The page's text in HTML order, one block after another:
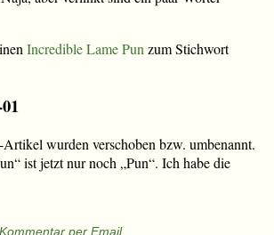
Incredible Lame Punzum Stichwort
wurden verschoben bzw. umbenannt.
ist jetzt nur noch „Pun“. Ich habe die
per Email